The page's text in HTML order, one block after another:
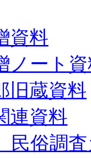
資料
ノート
旧蔵資料
連資料
俗調査